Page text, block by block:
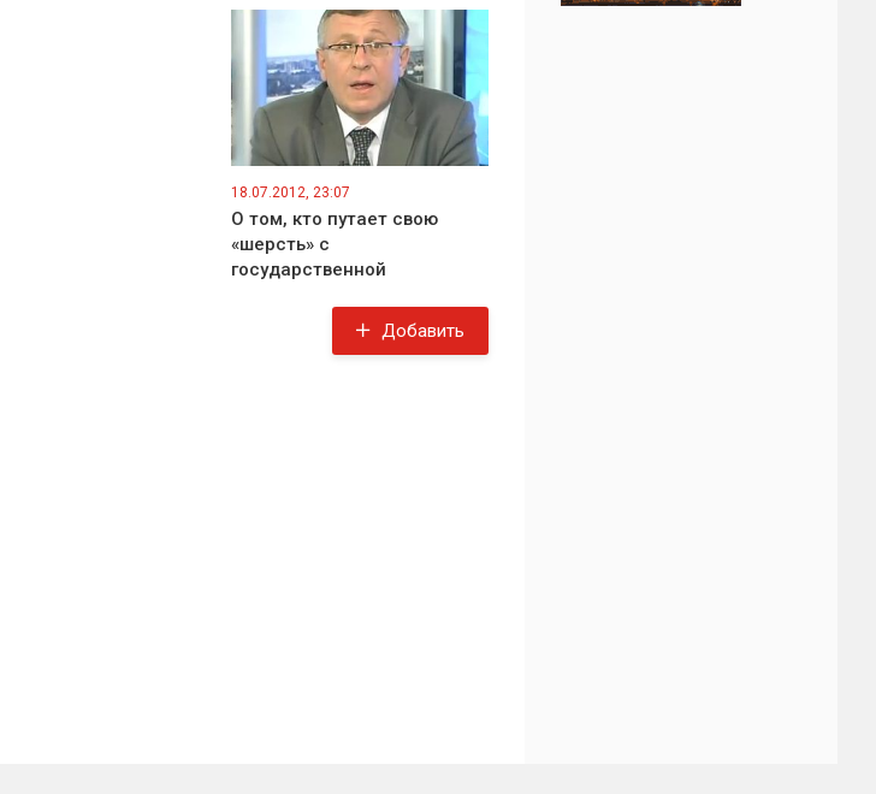
18.07.2012, 23:07
О том, кто путает свою
«шерсть» с
государственной
Добавить